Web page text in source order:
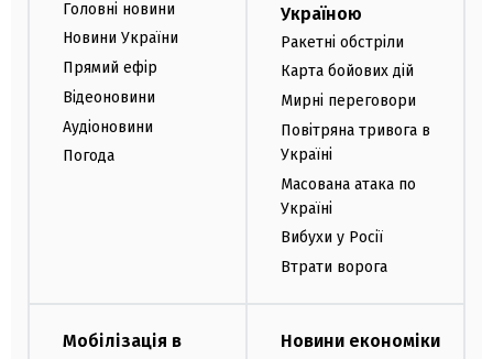
Головні новини
Новини України
Прямий ефір
Відеоновини
Аудіоновини
Погода
Україною
Ракетні обстріли
Карта бойових дій
Мирні переговори
Повітряна тривога в
Україні
Масована атака по
Україні
Вибухи у Росії
Втрати ворога
Мобілізація в
Новини економіки